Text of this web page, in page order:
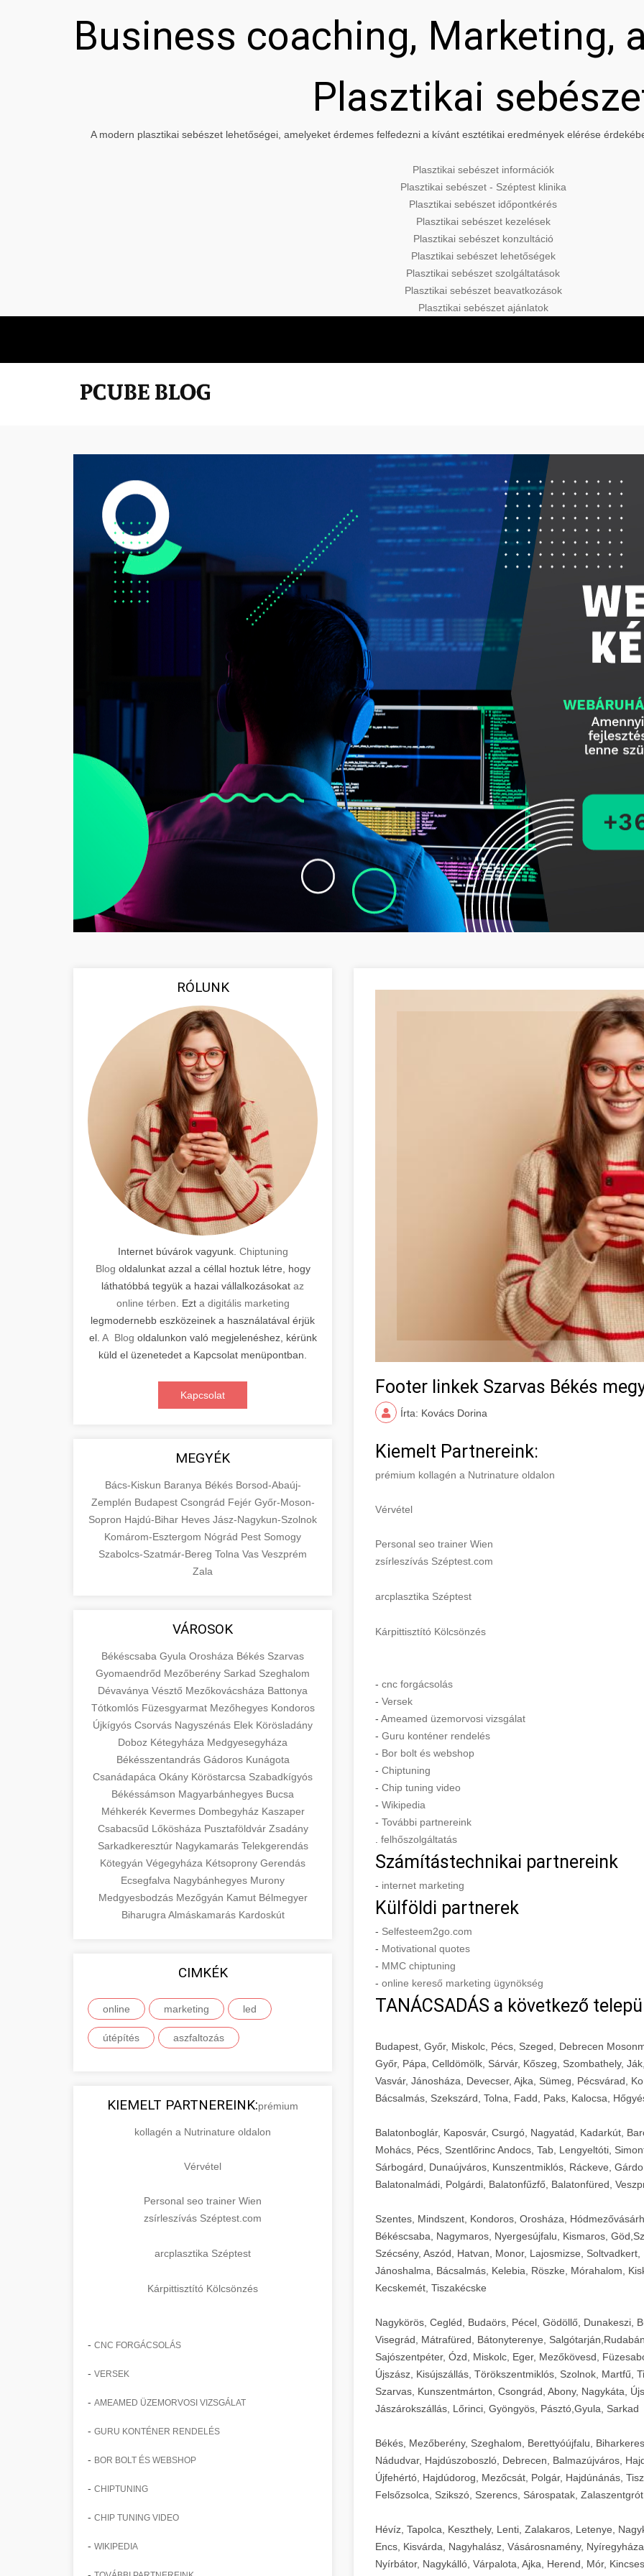
Business coaching, Marketing,
Plasztikai
A modern plasztikai sebészet lehetőségei, amelyeket érdemes felfedezni a kívánt esztétikai eredmények elérése
Plasztikai sebészet információk
Plasztikai sebészet - Széptest klinika
Plasztikai sebészet időpontkérés
Plasztikai sebészet kezelések
Plasztikai sebészet konzultáció
Plasztikai sebészet lehetőségek
Plasztikai sebészet szolgáltatások
Plasztikai sebészet beavatkozások
Plasztikai sebészet ajánlatok
RÓLUNK
Internet búvárok vagyunk. Chiptuning
Blog oldalunkat azzal a céllal hoztuk létre, hogy
láthatóbbá tegyük a hazai vállalkozásokat az
online térben . Ezt a digitális marketing
legmodernebb eszközeinek a használatával érjük
el. A Blog oldalunkon való megjelenéshez, kérünk
küld el üzenetedet a Kapcsolat menüpontban.
Kapcsolat
MEGYÉK
Bács-Kiskun Baranya Békés Borsod-Abaúj-
Zemplén Budapest Csongrád Fejér Győr-Moson-
Sopron Hajdú-Bihar Heves Jász-Nagykun-Szolnok
Komárom-Esztergom Nógrád Pest Somogy
Szabolcs-Szatmár-Bereg Tolna Vas Veszprém
Zala
VÁROSOK
Békéscsaba Gyula Orosháza Békés Szarvas
Gyomaendrőd Mezőberény Sarkad Szeghalom
Dévaványa Vésztő Mezőkovácsháza Battonya
Tótkomlós Füzesgyarmat Mezőhegyes Kondoros
Újkígyós Csorvás Nagyszénás Elek Körösladány
Doboz Kétegyháza Medgyesegyháza
Békésszentandrás Gádoros Kunágota
Csanádapáca Okány Köröstarcsa Szabadkígyós
Békéssámson Magyarbánhegyes Bucsa
Méhkerék Kevermes Dombegyház Kaszaper
Csabacsűd Lőkösháza Pusztaföldvár Zsadány
Sarkadkeresztúr Nagykamarás Telekgerendás
Kötegyán Végegyháza Kétsoprony Gerendás
Ecsegfalva Nagybánhegyes Murony
Medgyesbodzás Mezőgyán Kamut Bélmegyer
Biharugra Almáskamarás Kardoskút
CIMKÉK
online marketing led
útépítés aszfaltozás
KIEMELT PARTNEREINK:prémium
kollagén a Nutrinature oldalon
Vérvétel
Personal seo trainer Wien
zsírleszívás Széptest.com
arcplasztika Széptest
Kárpittisztító Kölcsönzés
- CNC FORGÁCSOLÁS
- VERSEK
- AMEAMED ÜZEMORVOSI VIZSGÁLAT
- GURU KONTÉNER RENDELÉS
- BOR BOLT ÉS WEBSHOP
- CHIPTUNING
- CHIP TUNING VIDEO
- WIKIPEDIA
Footer linkek Szarvas Békés
Írta: Kovács Dorina
Kiemelt Partnereink:
prémium kollagén a Nutrinature oldalon
Vérvétel
Personal seo trainer Wien
zsírleszívás Széptest.com
arcplasztika Széptest
Kárpittisztító Kölcsönzés
- cnc forgácsolás
- Versek
- Ameamed üzemorvosi vizsgálat
- Guru konténer rendelés
- Bor bolt és webshop
- Chiptuning
- Chip tuning video
- Wikipedia
- További partnereink
felhőszolgáltatás
Számítástechnikai partnereink
- internet marketing
Külföldi partnerek
- Selfesteem2go.com
- Motivational quotes
- MMC chiptuning
- online kereső marketing ügynökség
TANÁCSADÁS a következő
Budapest, Győr, Miskolc, Pécs, Szeged, Debrecen
Győr, Pápa, Celldömölk, Sárvár, Kőszeg, Szombathely,
Vasvár, Jánosháza, Devecser, Ajka, Sümeg, Pécsvárad,
Bácsalmás, Szekszárd, Tolna, Fadd, Paks, Kalocsa,
Balatonboglár, Kaposvár, Csurgó, Nagyatád, Kadarkút,
Mohács, Pécs, Szentlőrinc Andocs, Tab, Lengyeltóti,
Sárbogárd, Dunaújváros, Kunszentmiklós, Ráckeve,
Balatonalmádi, Polgárdi, Balatonfűzfő, Balatonfüred,
Szentes, Mindszent, Kondoros, Orosháza,
Békéscsaba, Nagymaros, Nyergesújfalu, Kismaros,
Szécsény, Aszód, Hatvan, Monor, Lajosmizse,
Jánoshalma, Bácsalmás, Kelebia, Röszke, Mórahalom,
Kecskemét, Tiszakécske
Nagykörös, Cegléd, Budaörs, Pécel, Gödöllő, Dunakeszi,
Visegrád, Mátrafüred, Bátonyterenye,
Sajószentpéter, Ózd, Miskolc, Eger, Mezőkövesd,
Újszász, Kisújszállás, Törökszentmiklós, Szolnok, Martfű,
Szarvas, Kunszentmárton, Csongrád, Abony, Nagykáta,
Jászárokszállás, Lőrinci, Gyöngyös, Pásztó,Gyula, Sarkad
Békés, Mezőberény, Szeghalom, Berettyóújfalu,
Nádudvar, Hajdúszoboszló, Debrecen, Balmazújváros,
Újfehértó, Hajdúdorog, Mezőcsát, Polgár, Hajdúnánás,
Felsőzsolca, Szikszó, Szerencs, Sárospatak, Zalaszentgrót
Hévíz, Tapolca, Keszthely, Lenti, Zalakaros, Letenye,
Encs, Kisvárda, Nagyhalász, Vásárosnamény,
Nyírbátor, Nagykálló, Várpalota, Ajka, Herend, Mór,